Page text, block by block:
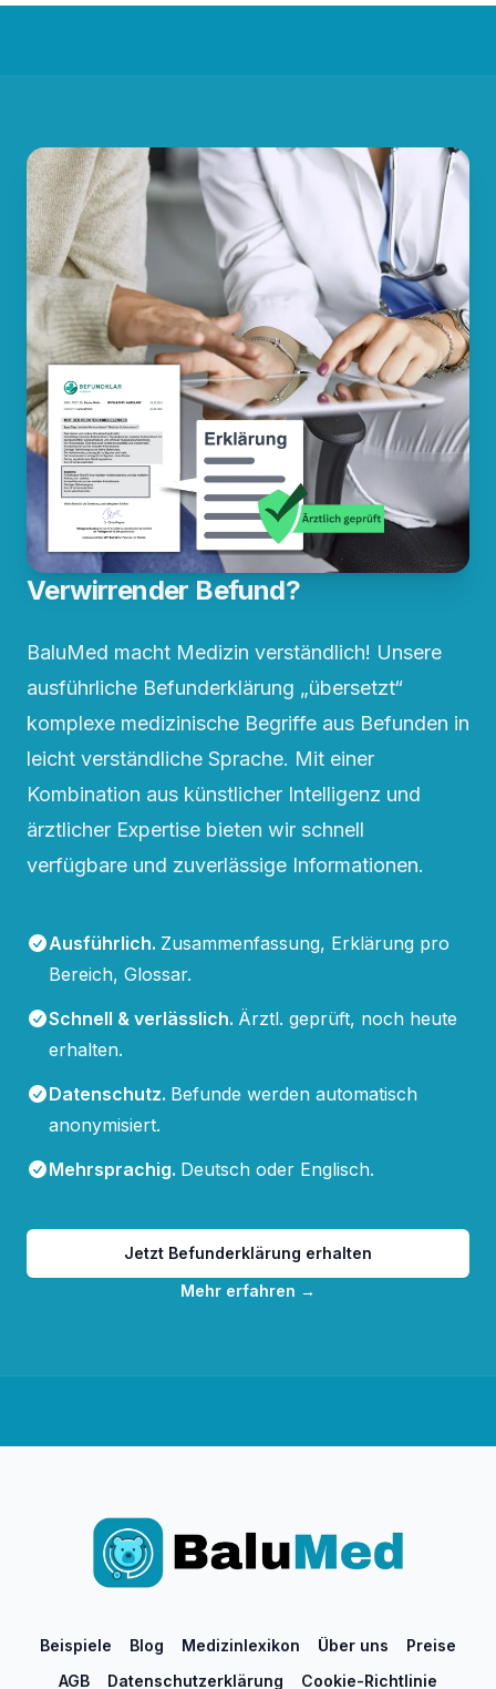
Verwirrender Befund?
BaluMed macht Medizin verständlich! Unsere
ausführliche Befunderklärung „übersetzt“
komplexe medizinische Begriffe aus Befunden in
leicht verständliche Sprache. Mit einer
Kombination aus künstlicher Intelligenz und
ärztlicher Expertise bieten wir schnell
verfügbare und zuverlässige Informationen.
Ausführlich. Zusammenfassung, Erklärung pro
Bereich, Glossar.
Schnell & verlässlich. Ärztl. geprüft, noch heute
erhalten.
Datenschutz. Befunde werden automatisch
anonymisiert.
Mehrsprachig. Deutsch oder Englisch.
Jetzt Befunderklärung erhalten
Mehr erfahren →
Beispiele Blog Medizinlexikon Über uns
Preise
AGB
Datenschutzerklärung Cookie-Richtlinie